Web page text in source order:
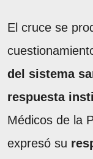
El cruce se
del sistema
respuesta
Médicos de la
expresó su